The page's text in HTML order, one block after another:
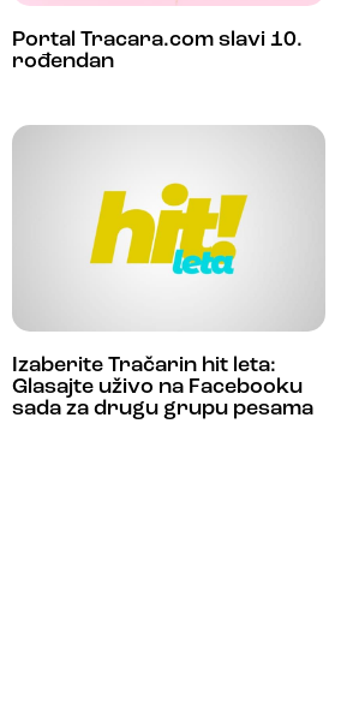
Portal Tracara.com slavi 10.
rođendan
Izaberite Tračarin hit leta:
Glasajte uživo na Facebooku
sada za drugu grupu pesama